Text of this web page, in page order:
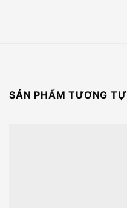
SẢN PHẨM TƯƠNG TỰ